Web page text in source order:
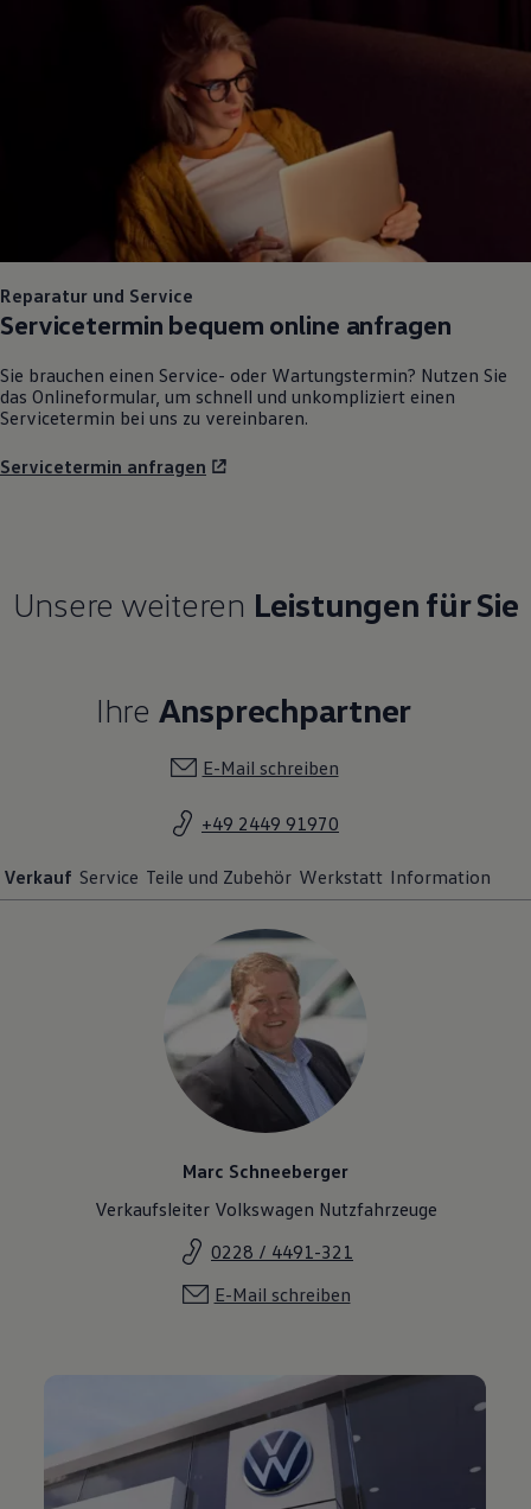
75 Jahre Bulli Jubiläum
Bulli Magazin
Fahrzeugabholung ab Werk
Reparatur und Service
Servicetermin bequem online anfragen
Sie brauchen einen Service- oder Wartungstermin? Nutzen Sie
das Onlineformular, um schnell und unkompliziert einen
Servicetermin bei uns zu vereinbaren.
Servicetermin anfragen
Unsere weiteren Leistungen für Sie
Ihre Ansprechpartner
E-Mail schreiben
+49 2449 91970
Verkauf Service Teile und Zubehör Werkstatt Information
Marc Schneeberger
Verkaufsleiter Volkswagen Nutzfahrzeuge
0228 / 4491-321
E-Mail schreiben